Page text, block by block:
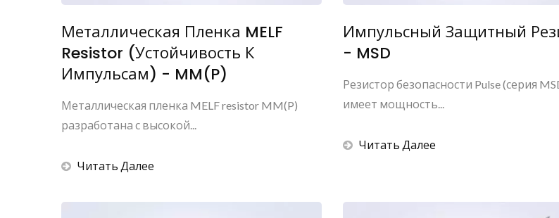
Металлическая Пленка MELF
Resistor (Устойчивость К
Импульсам) - MM(P)
Металлическая пленка MELF resistor MM(P)
разработана с высокой...
Читать Далее
Импульсный Защитный
- MSD
Резистор безопасности Pulse (серия
имеет мощность...
Читать Далее